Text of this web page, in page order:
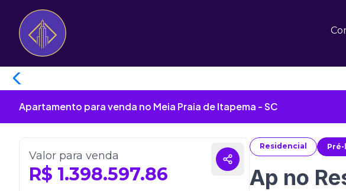
Apartamento para venda no Meia Praia de Itapema - SC
Valor para venda
R$ 1.398.597.86
Residencial
Ap no